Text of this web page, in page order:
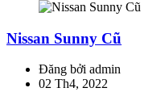
Nissan Sunny Cũ
Đăng bởi admin
02 Th4, 2022